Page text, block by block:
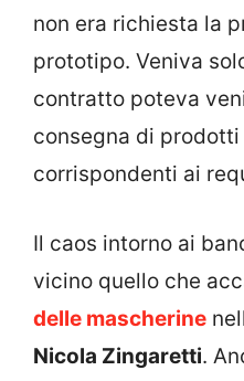
non era richiesta la
prototipo. Veniva
contratto poteva
consegna di
corrispondenti ai
Il caos intorno ai
vicino quello che
delle mascherine
Nicola Zingaretti.